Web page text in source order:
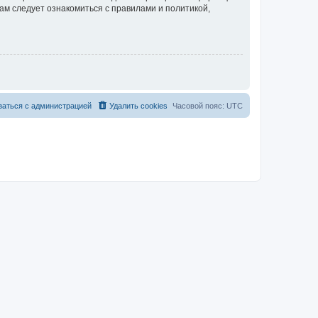
следует ознакомиться с правилами и политикой,
Часовой пояс: UTC
Удалить cookies
с администрацией